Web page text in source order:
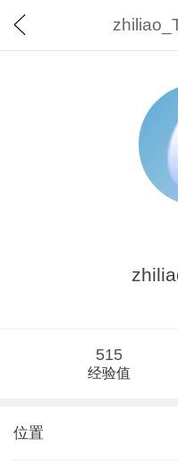
515
经验值
位置